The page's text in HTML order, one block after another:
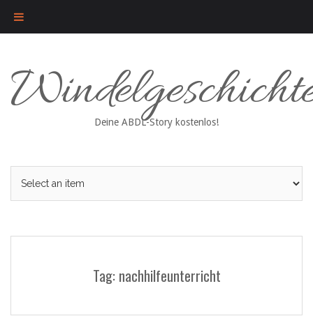
content
Deine ABDL-Story kostenlos!
Tag: nachhilfeunterricht